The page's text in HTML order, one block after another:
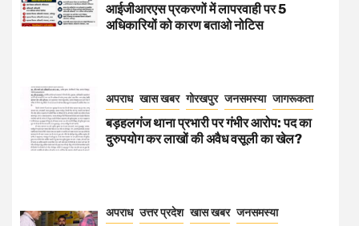
आईजीआरएस प्रकरणों में लापरवाही पर 5
अधिकारियों को कारण बताओ नोटिस
अपराध खास खबर गोरखपुर जनसमस्या जागरूकता
बड़हलगंज थाना प्रभारी पर गंभीर आरोप: पद का
दुरुपयोग कर लाखों की अवैध वसूली का खेल?
अपराध उत्तर प्रदेश खास खबर जनसमस्या